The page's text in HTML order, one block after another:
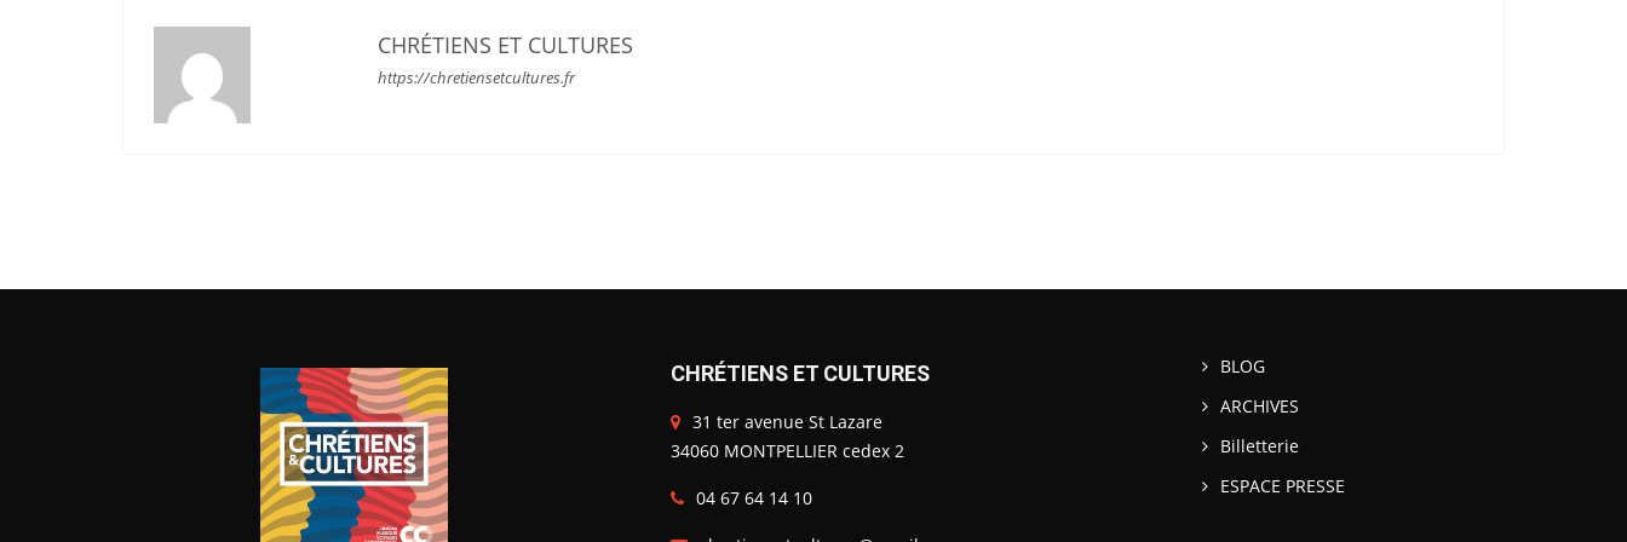
CHRÉTIENS ET CULTURES
https://chretiensetcultures.fr
CHRÉTIENS ET CULTURES
31 ter avenue St Lazare
34060 MONTPELLIER cedex 2
04 67 64 14 10
BLOG
ARCHIVES
Billetterie
ESPACE PRESSE